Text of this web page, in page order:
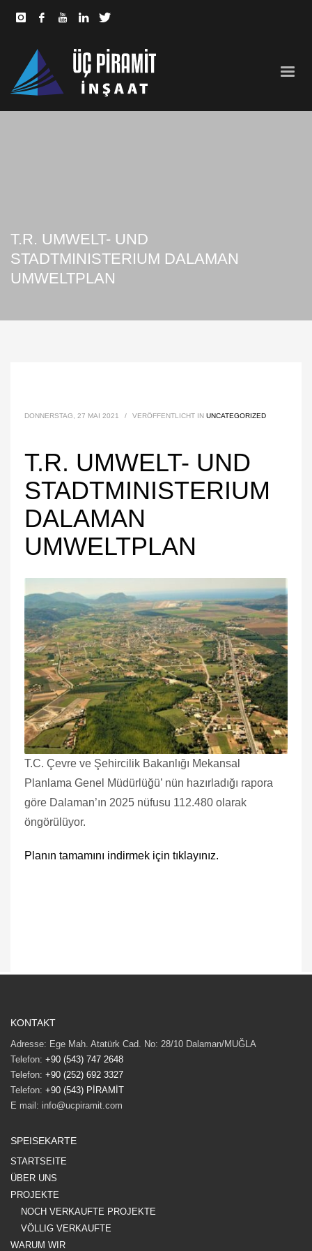
T.R. UMWELT- UND
STADTMINISTERIUM DALAMAN
UMWELTPLAN
DONNERSTAG, 27 MAI 2021 / VERÖFFENTLICHT IN UNCATEGORIZED
T.R. UMWELT- UND
STADTMINISTERIUM
DALAMAN
UMWELTPLAN
T.C. Çevre ve Şehircilik Bakanlığı Mekansal
Planlama Genel Müdürlüğü’ nün hazırladığı rapora
göre Dalaman’ın 2025 nüfusu 112.480 olarak
öngörülüyor.
Planın tamamını indirmek için tıklayınız.
KONTAKT
Adresse: Ege Mah. Atatürk Cad. No: 28/10 Dalaman/MUĞLA
Telefon: +90 (543) 747 2648
Telefon: +90 (252) 692 3327
Telefon: +90 (543) PİRAMİT
E mail: info@ucpiramit.com
SPEISEKARTE
STARTSEITE
ÜBER UNS
PROJEKTE
NOCH VERKAUFTE PROJEKTE
VÖLLIG VERKAUFTE
WARUM WIR